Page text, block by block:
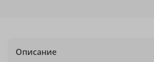
Описание